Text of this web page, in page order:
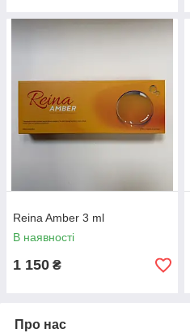
Reina Amber 3 ml
В наявності
1 150 ₴
Про нас